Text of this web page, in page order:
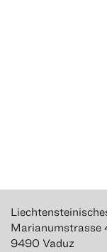
Marianumstrasse
9490 Vaduz